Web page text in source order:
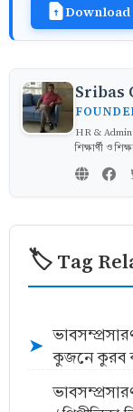
Sribas
HR & Admin
শিক্ষার্থী ও
🏷️ Tag
➤ কুজনে কুরব